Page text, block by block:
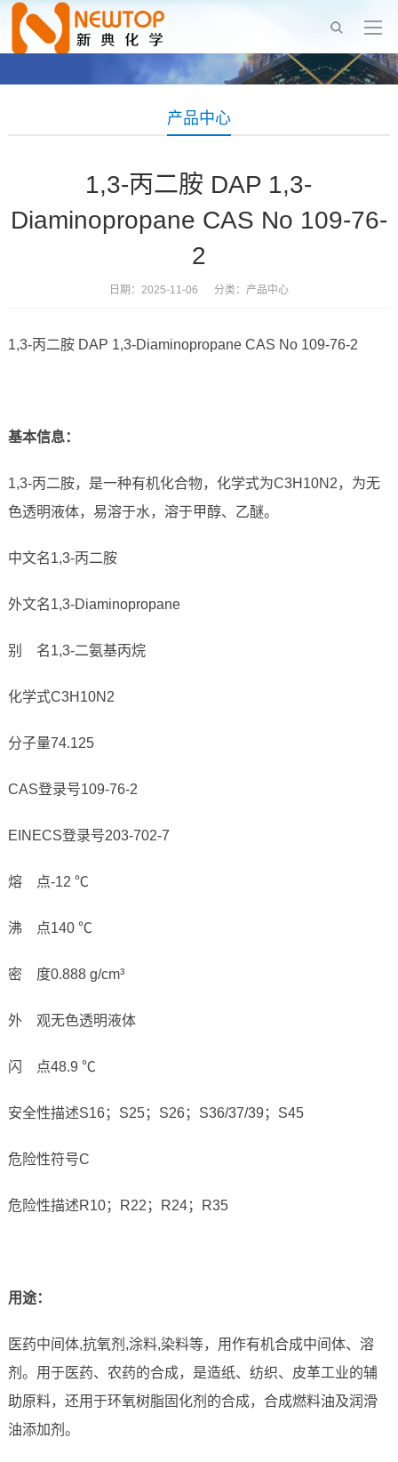
产品中心
1,3-丙二胺 DAP 1,3-
Diaminopropane CAS No 109-76-
2
日期：2025-11-06 分类： 产品中心
1,3-丙二胺 DAP 1,3-Diaminopropane CAS No 109-76-2
基本信息：
1,3-丙二胺，是一种有机化合物，化学式为C3H10N2，为无
色透明液体，易溶于水，溶于甲醇、乙醚。
中文名1,3-丙二胺
外文名1,3-Diaminopropane
别 名1,3-二氨基丙烷
化学式C3H10N2
分子量74.125
CAS登录号109-76-2
EINECS登录号203-702-7
熔 点-12 ℃
沸 点140 ℃
密 度0.888 g/cm³
外 观无色透明液体
闪 点48.9 ℃
安全性描述S16；S25；S26；S36/37/39；S45
危险性符号C
危险性描述R10；R22；R24；R35
用途：
医药中间体,抗氧剂,涂料,染料等，用作有机合成中间体、溶
剂。用于医药、农药的合成，是造纸、纺织、皮革工业的辅
助原料，还用于环氧树脂固化剂的合成，合成燃料油及润滑
油添加剂。